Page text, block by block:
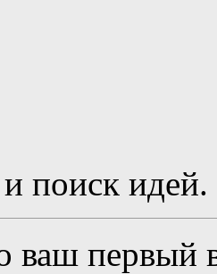
поиск идей.
ваш первый